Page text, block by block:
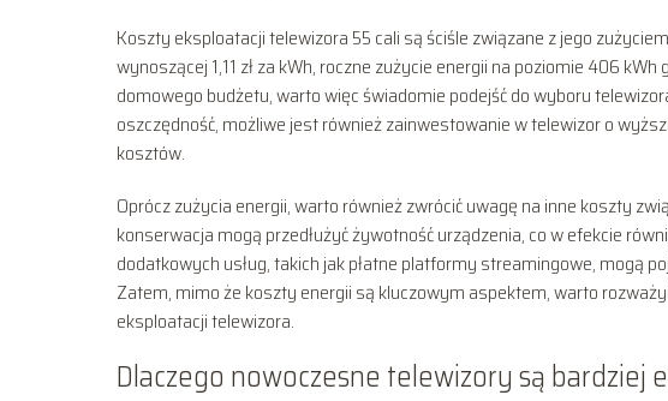
Koszty eksploatacji telewizora 55 cali są ściśle związane z jego
wynoszącej 1,11 zł za kWh, roczne zużycie energii na poziomie 406
domowego budżetu, warto więc świadomie podejść do wyboru
oszczędność, możliwe jest również zainwestowanie w telewizor o
kosztów.
Oprócz zużycia energii, warto również zwrócić uwagę na inne koszty
konserwacja mogą przedłużyć żywotność urządzenia, co w efekcie
dodatkowych usług, takich jak płatne platformy streamingowe, mogą
Zatem, mimo że koszty energii są kluczowym aspektem, warto
eksploatacji telewizora.
Dlaczego nowoczesne telewizory są bardziej